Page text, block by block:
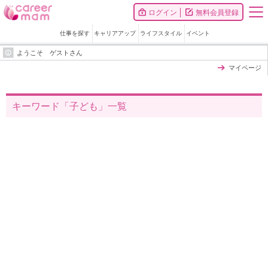
ログイン 無料会員登録
仕事を探す キャリアアップ ライフスタイル イベント
ようこそ ゲストさん
マイページ
キーワード「子ども」一覧